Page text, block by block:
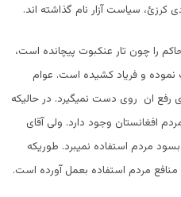
سیاست آزار نام گذاشته اند.
را چون تار عنکبوت پیچانده است،
نموده و فریاد کشیده است. عوام
رفع ان روی دست نمیگیرد. در حالیکه
افغانستان وجود دارد. ولی آقای
مردم استفاده نمیبرد. طوریکه
مردم استفاده بعمل آورده است.